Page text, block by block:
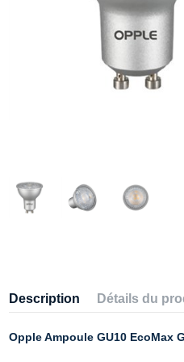
Description Détails du
Opple Ampoule GU10 EcoMax